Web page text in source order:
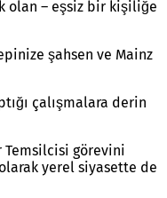
olan – eşsiz bir kişiliğe
şahsen ve Mainz
çalışmalara derin
Temsilcisi görevini
yerel siyasette de